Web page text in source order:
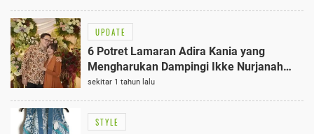
UPDATE
6 Potret Lamaran Adira Kania yang
Mengharukan Dampingi Ikke Nurjanah
dan Aldi Bragi
sekitar 1 tahun lalu
STYLE